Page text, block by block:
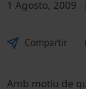
1 Agosto, 2009
Compartir
Amb motiu de